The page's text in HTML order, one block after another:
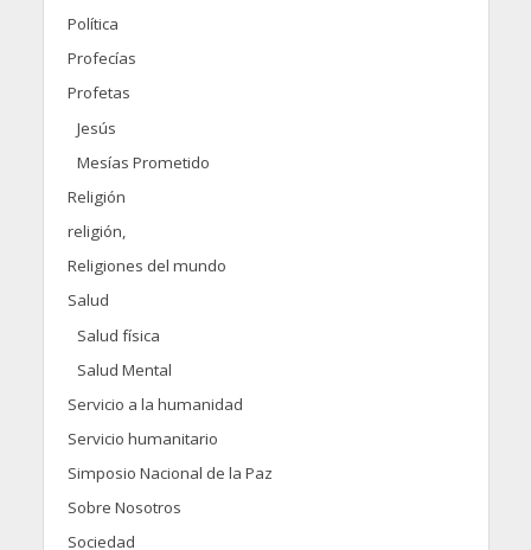
Política
Profecías
Profetas
Jesús
Mesías Prometido
Religión
religión,
Religiones del mundo
Salud
Salud física
Salud Mental
Servicio a la humanidad
Servicio humanitario
Simposio Nacional de la Paz
Sobre Nosotros
Sociedad